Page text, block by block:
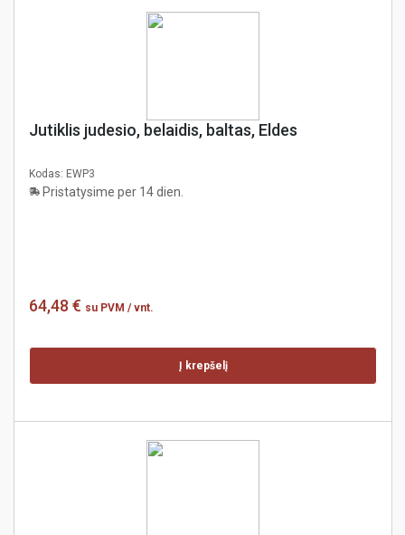
Jutiklis judesio, belaidis, baltas, Eldes
Kodas: EWP3
Pristatysime per 14 dien.
64,48 € su PVM / vnt.
Į krepšelį